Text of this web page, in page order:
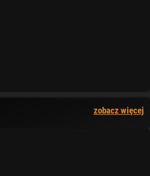
zobacz więcej